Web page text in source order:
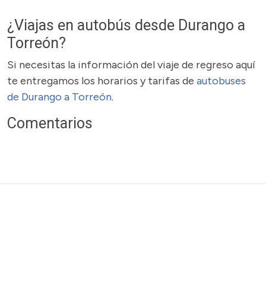
¿Viajas en autobús desde Durango a
Torreón?
Si necesitas la información del viaje de regreso aquí
te entregamos los horarios y tarifas de autobuses
de Durango a Torreón.
Comentarios